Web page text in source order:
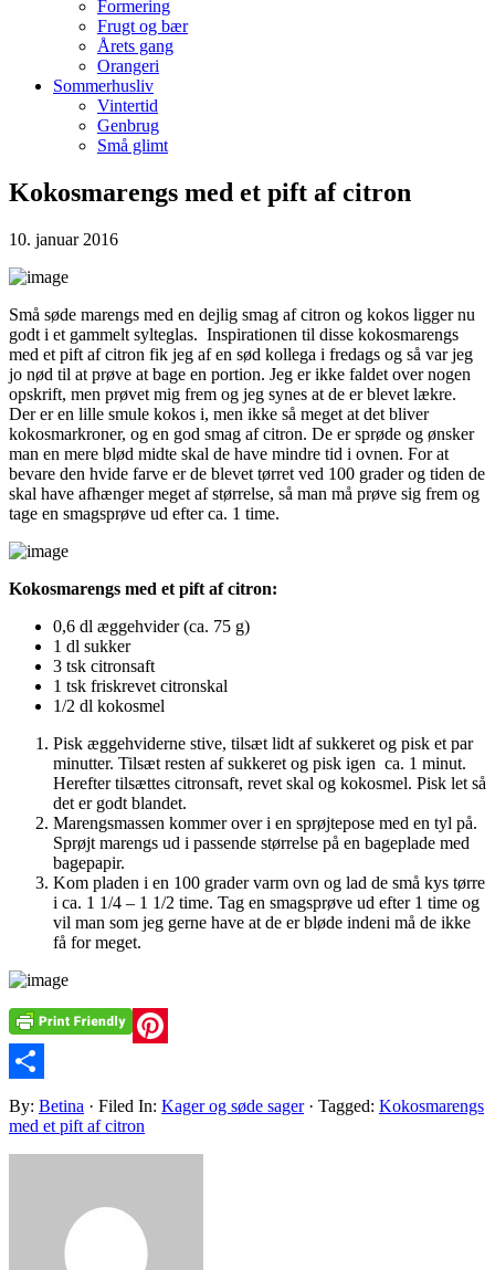
Formering
Frugt og bær
Årets gang
Orangeri
Sommerhusliv
Vintertid
Genbrug
Små glimt
Kokosmarengs med et pift af citron
10. januar 2016
Små søde marengs med en dejlig smag af citron og kokos ligger nu
godt i et gammelt sylteglas. Inspirationen til disse kokosmarengs
med et pift af citron fik jeg af en sød kollega i fredags og så var jeg
jo nød til at prøve at bage en portion. Jeg er ikke faldet over nogen
opskrift, men prøvet mig frem og jeg synes at de er blevet lækre.
Der er en lille smule kokos i, men ikke så meget at det bliver
kokosmarkroner, og en god smag af citron. De er sprøde og ønsker
man en mere blød midte skal de have mindre tid i ovnen. For at
bevare den hvide farve er de blevet tørret ved 100 grader og tiden de
skal have afhænger meget af størrelse, så man må prøve sig frem og
tage en smagsprøve ud efter ca. 1 time.
Kokosmarengs med et pift af citron:
0,6 dl æggehvider (ca. 75 g)
1 dl sukker
3 tsk citronsaft
1 tsk friskrevet citronskal
1/2 dl kokosmel
Pisk æggehviderne stive, tilsæt lidt af sukkeret og pisk et par
minutter. Tilsæt resten af sukkeret og pisk igen ca. 1 minut.
Herefter tilsættes citronsaft, revet skal og kokosmel. Pisk let så
det er godt blandet.
Marengsmassen kommer over i en sprøjtepose med en tyl på.
Sprøjt marengs ud i passende størrelse på en bageplade med
bagepapir.
Kom pladen i en 100 grader varm ovn og lad de små kys tørre
i ca. 1 1/4 – 1 1/2 time. Tag en smagsprøve ud efter 1 time og
vil man som jeg gerne have at de er bløde indeni må de ikke
få for meget.
Pinterest
Share
By: Betina · Filed In: Kager og søde sager · Tagged: Kokosmarengs
med et pift af citron